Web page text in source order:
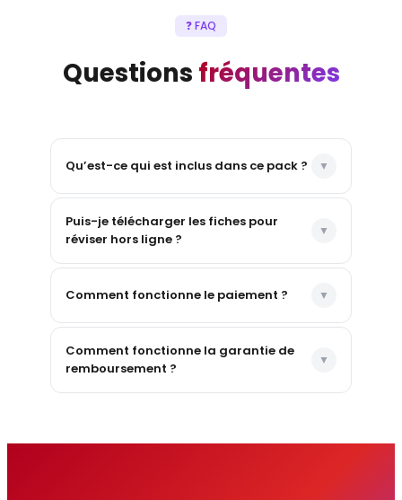
❓ FAQ
Questions fréquentes
Qu’est-ce qui est inclus dans ce pack ?
Puis-je télécharger les fiches pour
réviser hors ligne ?
Comment fonctionne le paiement ?
Comment fonctionne la garantie de
remboursement ?